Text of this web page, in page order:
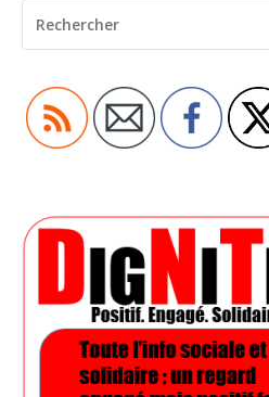
POUR
: